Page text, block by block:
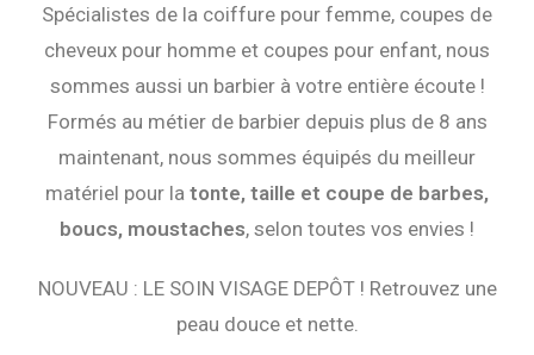
Spécialistes de la coiffure pour femme, coupes de
cheveux pour homme et coupes pour enfant, nous
sommes aussi un barbier à votre entière écoute !
Formés au métier de barbier depuis plus de 8 ans
maintenant, nous sommes équipés du meilleur
matériel pour la tonte, taille et coupe de barbes,
boucs, moustaches, selon toutes vos envies !
NOUVEAU : LE SOIN VISAGE DEPÔT ! Retrouvez une
peau douce et nette.